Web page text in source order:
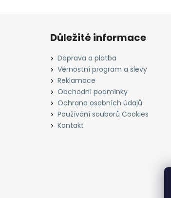
Z
Důležité informace
Doprava a platba
Věrnostní program a slevy
Reklamace
Obchodní podmínky
Ochrana osobních údajů
Používání souborů Cookies
Kontakt